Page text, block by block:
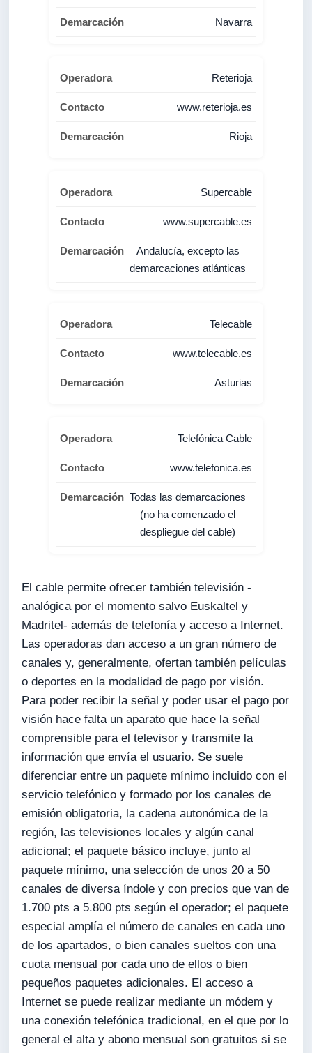
Navarra
Reterioja
www.reterioja.es
Rioja
Supercable
www.supercable.es
Andalucía, excepto las
demarcaciones atlánticas
Telecable
www.telecable.es
Asturias
Telefónica Cable
www.telefonica.es
Todas las demarcaciones
(no ha comenzado el
despliegue del cable)
El cable permite ofrecer también televisión -
analógica por el momento salvo Euskaltel y
Madritel- además de telefonía y acceso a Internet.
Las operadoras dan acceso a un gran número de
canales y, generalmente, ofertan también películas
o deportes en la modalidad de pago por visión.
Para poder recibir la señal y poder usar el pago por
visión hace falta un aparato que hace la señal
comprensible para el televisor y transmite la
información que envía el usuario. Se suele
diferenciar entre un paquete mínimo incluido con el
servicio telefónico y formado por los canales de
emisión obligatoria, la cadena autonómica de la
región, las televisiones locales y algún canal
adicional; el paquete básico incluye, junto al
paquete mínimo, una selección de unos 20 a 50
canales de diversa índole y con precios que van de
1.700 pts a 5.800 pts según el operador; el paquete
especial amplía el número de canales en cada uno
de los apartados, o bien canales sueltos con una
cuota mensual por cada uno de ellos o bien
pequeños paquetes adicionales. El acceso a
Internet se puede realizar mediante un módem y
una conexión telefónica tradicional, en el que por lo
general el alta y abono mensual son gratuitos si se